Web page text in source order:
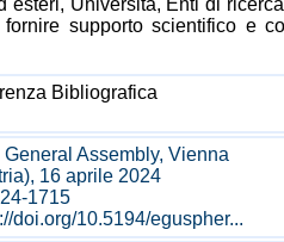
esteri, Università, Enti di
supporto scientifico e
Bibliografica
General Assembly, Vienna
16 aprile 2024
1715
doi.org/10.5194/eguspher...